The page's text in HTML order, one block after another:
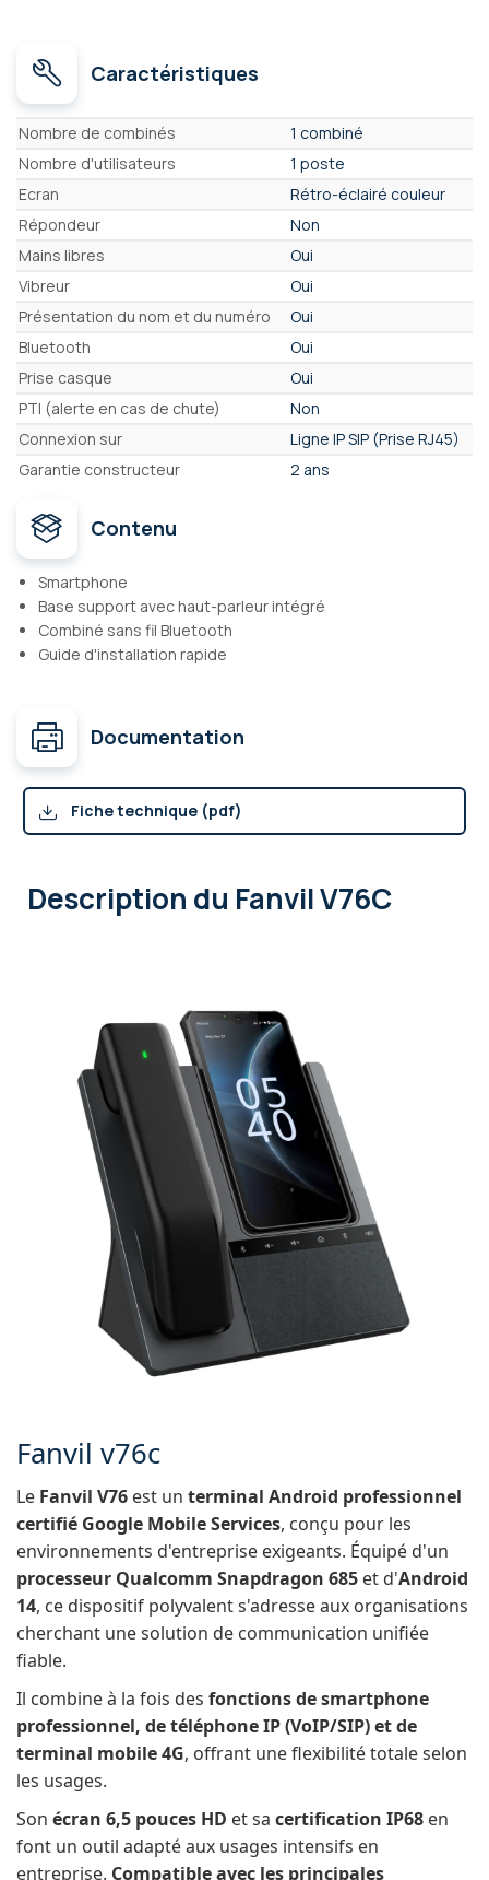
Caractéristiques
Caractéristiques
Nombre de combinés
1 combiné
Nombre d'utilisateurs
1 poste
Ecran
Rétro-éclairé couleur
Répondeur
Non
Mains libres
Oui
Vibreur
Oui
Présentation du nom et du numéro
Oui
Bluetooth
Oui
Prise casque
Oui
PTI (alerte en cas de chute)
Non
Connexion sur
Ligne IP SIP (Prise RJ45)
Garantie constructeur
2 ans
Contenu
Smartphone
Base support avec haut-parleur intégré
Combiné sans fil Bluetooth
Guide d'installation rapide
Documentation
Fiche technique (pdf)
Description du Fanvil V76C
Fanvil v76c
Le Fanvil V76 est un terminal Android professionnel
certifié Google Mobile Services, conçu pour les
environnements d'entreprise exigeants. Équipé d'un
processeur Qualcomm Snapdragon 685 et d'Android
14, ce dispositif polyvalent s'adresse aux organisations
cherchant une solution de communication unifiée
fiable.
Il combine à la fois des fonctions de smartphone
professionnel, de téléphone IP (VoIP/SIP) et de
terminal mobile 4G, offrant une flexibilité totale selon
les usages.
Son écran 6,5 pouces HD et sa certification IP68 en
font un outil adapté aux usages intensifs en
entreprise. Compatible avec les principales